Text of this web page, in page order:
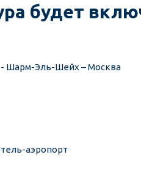
будет
Шарм-Эль-Шейх – Москва
аэропорт